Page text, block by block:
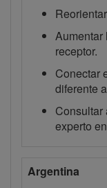
Aumentar
receptor.
Conectar
diferente
Consultar
experto
Argentina